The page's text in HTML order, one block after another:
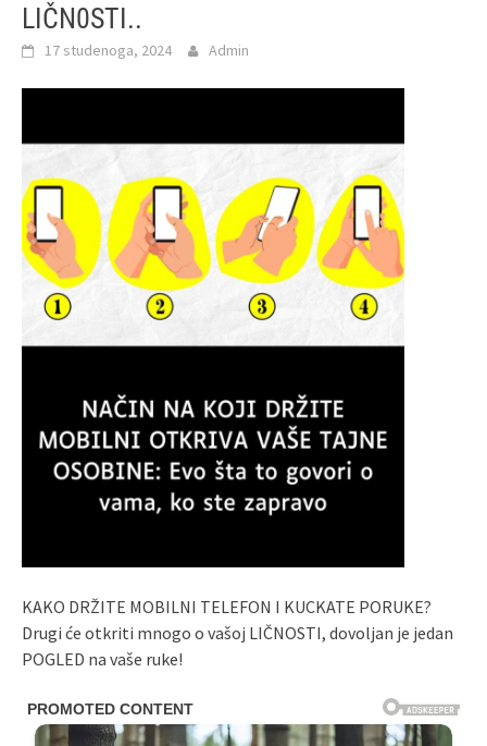
LIČN0STI..
17 studenoga, 2024 Admin
KAKO DRŽITE MOBILNI TELEFON I KUCKATE PORUKE?
Drugi će otkriti mnogo o vašoj LIČNOSTI, dovoljan je jedan
POGLED na vaše ruke!